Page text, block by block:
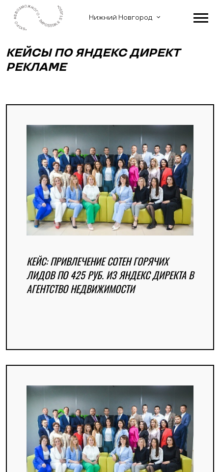
Нижний Новгород
КЕЙСЫ ПО ЯНДЕКС ДИРЕКТ
РЕКЛАМЕ
КЕЙС: ПРИВЛЕЧЕНИЕ СОТЕН ГОРЯЧИХ
ЛИДОВ ПО 425 РУБ. ИЗ ЯНДЕКС ДИРЕКТА В
АГЕНТСТВО НЕДВИЖИМОСТИ